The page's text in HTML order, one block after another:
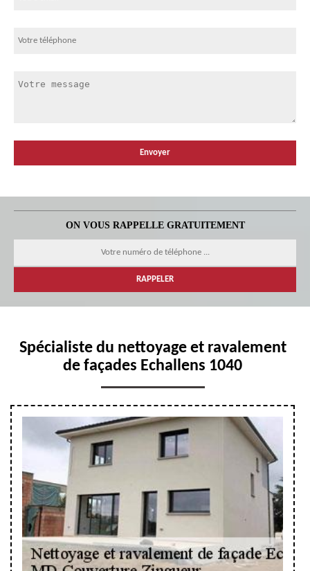
ON VOUS RAPPELLE GRATUITEMENT
Spécialiste du nettoyage et ravalement
de façades Echallens 1040